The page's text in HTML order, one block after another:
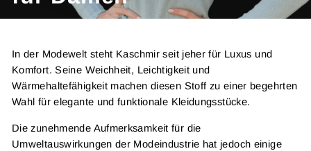
In der Modewelt steht Kaschmir seit jeher für Luxus und
Komfort. Seine Weichheit, Leichtigkeit und
Wärmehaltefähigkeit machen diesen Stoff zu einer begehrten
Wahl für elegante und funktionale Kleidungsstücke.
Die zunehmende Aufmerksamkeit für die
Umweltauswirkungen der Modeindustrie hat jedoch einige